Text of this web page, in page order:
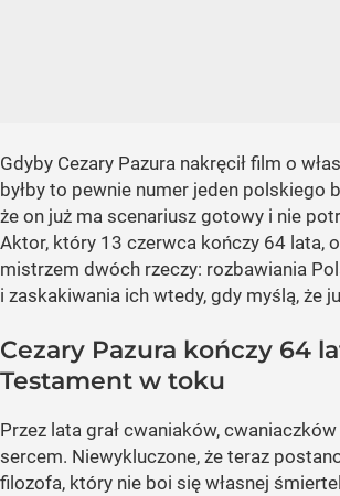
Gdyby Cezary Pazura nakręcił film o
byłby to pewnie numer jeden polskiego
że on już ma scenariusz gotowy i nie
Aktor, który 13 czerwca kończy 64 lata,
mistrzem dwóch rzeczy: rozbawiania
i zaskakiwania ich wtedy, gdy myślą, że
Cezary Pazura kończy 64
Testament w toku
Przez lata grał cwaniaków,
sercem. Niewykluczone, że teraz
filozofa, który nie boi się własnej